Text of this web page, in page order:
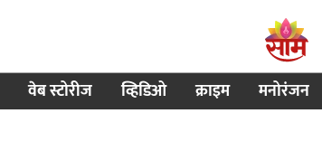
वेब स्टोरीज व्हिडिओ क्राइम मनोरंजन